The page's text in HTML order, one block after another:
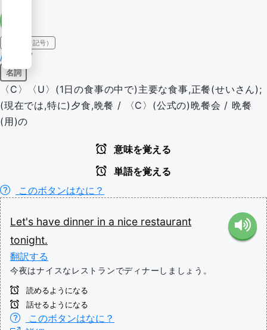
IPA（発音記号）
/'dɪnər/
名詞
〈C〉〈U〉(1日の食事の中で)主要な食事,正餐(せいさん);
(現在では,特に)夕食,晩餐 / 〈C〉(公式の)晩餐会 / 晩餐
(用)の
意味を覚える
単語を覚える
このボタンはなに？
Let's have dinner in a nice restaurant
tonight.
翻訳する
今夜はナイスなレストランでディナーしましょう。
読めるようになる
話せるようになる
このボタンはなに？